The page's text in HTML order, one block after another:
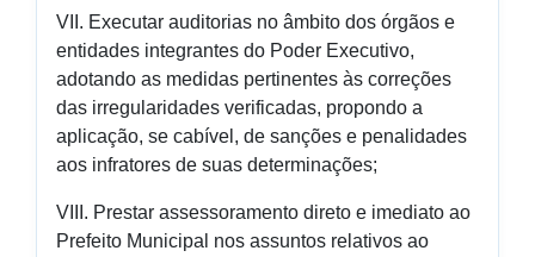
VII. Executar auditorias no âmbito dos órgãos e
entidades integrantes do Poder Executivo,
adotando as medidas pertinentes às correções
das irregularidades verificadas, propondo a
aplicação, se cabível, de sanções e penalidades
aos infratores de suas determinações;
VIII. Prestar assessoramento direto e imediato ao
Prefeito Municipal nos assuntos relativos ao